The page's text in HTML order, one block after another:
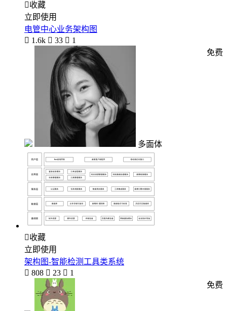
收藏
立即使用
电管中心业务架构图
 1.6k  33  1
多面体
免费
收藏
立即使用
架构图-智能检测工具类系统
 808  23  1
免费